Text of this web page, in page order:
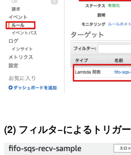
(2) フィルタ−によるトリガー